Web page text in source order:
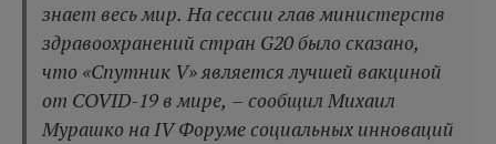
знает весь мир. На сессии глав министерств
здравоохранений стран G20 было сказано,
что «Спутник V» является лучшей вакциной
от COVID-19 в мире, – сообщил Михаил
Мурашко на IV Форуме социальных инноваций